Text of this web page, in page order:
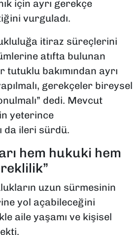
için ayrı gerekçe
vurguladı.
itiraz süreçlerini
atıfta bulunan
tutuklu bakımından ayrı
gerekçeler bireysel
dedi. Mevcut
yeterince
da ileri sürdü.
hem hukuki hem
uzun sürmesinin
yol açabileceğini
aile yaşamı ve kişisel